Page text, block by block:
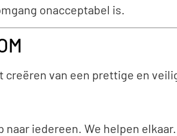
onacceptabel is.
van een prettige en
iedereen. We helpen